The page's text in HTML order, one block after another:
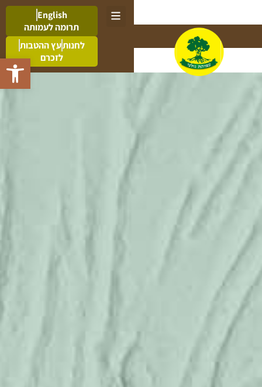
פתח
English
תרומה לעמותה
לחנותעץ ההטבות
לזכרם